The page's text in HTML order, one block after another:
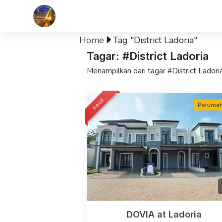
Home Tag "District Ladoria"
Tagar: #District Ladoria
Menampilkan dari tagar #District
sold
DOVIA at Ladoria